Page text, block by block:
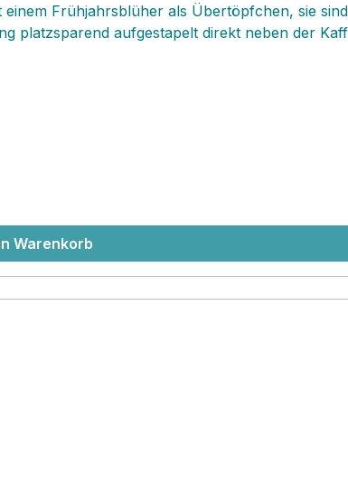
Frühjahrsblüher als Übertöpfchen, sie
platzsparend aufgestapelt direkt neben der
Warenkorb